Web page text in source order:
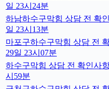
일 23시24분
하남하수구막힘 상담 전 확
일 23시13분
마포구하수구막힘 상담 전
29일 23시07분
하수구막힘 상담 전 확인사
시59분